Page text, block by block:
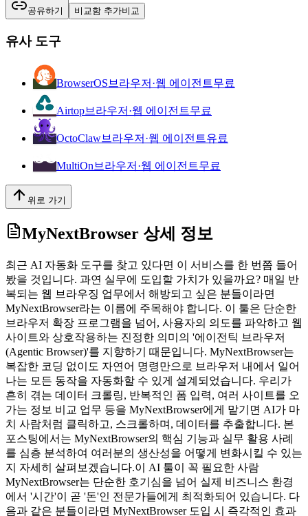
공유하기 비교함 추가비교
유사 도구
BrowserOS 브라우저·웹 에이전트무료
Airtop브라우저·웹 에이전트무료
OctoClaw브라우저·웹 에이전트유료
MultiOn 브라우저·웹 에이전트무료
위로 가기
MyNextBrowser 상세 정보
최근 AI 자동화 도구를 찾고 있다면 이 서비스를 한 번쯤 들어
봤을 것입니다. 과연 실무에 도입할 가치가 있을까요? 매일 반
복되는 웹 브라우징 업무에서 해방되고 싶은 분들이라면
MyNextBrowser라는 이름에 주목해야 합니다. 이 툴은 단순한
브라우저 확장 프로그램을 넘어, 사용자의 의도를 파악하고 웹
사이트와 상호작용하는 진정한 의미의 '에이전틱 브라우저
(Agentic Browser)'를 지향하기 때문입니다. MyNextBrowser는
복잡한 코딩 없이도 자연어 명령만으로 브라우저 내에서 일어
나는 모든 동작을 자동화할 수 있게 설계되었습니다. 우리가
흔히 겪는 데이터 크롤링, 반복적인 폼 입력, 여러 사이트를 오
가는 정보 비교 업무 등을 MyNextBrowser에게 맡기면 AI가 마
치 사람처럼 클릭하고, 스크롤하며, 데이터를 추출합니다. 본
포스팅에서는 MyNextBrowser의 핵심 기능과 실무 활용 사례
를 심층 분석하여 여러분의 생산성을 어떻게 변화시킬 수 있는
지 자세히 살펴보겠습니다.이 AI 툴이 꼭 필요한 사람
MyNextBrowser는 단순한 호기심을 넘어 실제 비즈니스 환경
에서 '시간'이 곧 '돈'인 전문가들에게 최적화되어 있습니다. 다
음과 같은 분들이라면 MyNextBrowser 도입 시 즉각적인 효과